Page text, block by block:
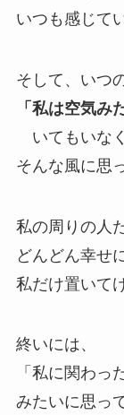
いつも感じて
そして、いつ
「私は空気み
いてもいな
そんな風に思
私の周りの人
どんどん幸せ
私だけ置いて
終いには、
「私に関わっ
みたいに思っ